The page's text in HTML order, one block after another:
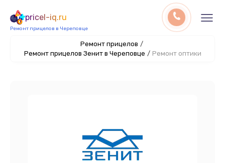
pricel-iq.ru
Ремонт прицелов в Череповце
Ремонт прицелов /
Ремонт прицелов Зенит в Череповце / Ремонт оптики